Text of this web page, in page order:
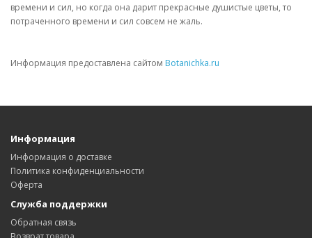
времени и сил, но когда она дарит прекрасные душистые цветы, то
потраченного времени и сил совсем не жаль.
Информация предоставлена сайтом Botanichka.ru
Информация
Информация о доставке
Политика конфиденциальности
Оферта
Служба поддержки
Обратная связь